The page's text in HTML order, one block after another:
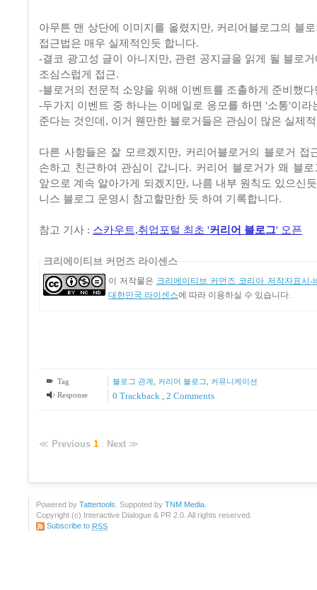
아무튼 맨 상단에 이미지를 올렸지만, 커리어블로그의 블
접근법은 매우 실제적인듯 합니다.
-결코 광고성 글이 아니지만, 관련 공지글을 읽게 될 블로
조심스럽게 접근.
-블로거의 전문적 소양을 위해 이벤트를 조촐하게 준비했
-두가지 이벤트 중 하나는 이메일로 응모를 하면 '소통'이라
준다는 것인데, 이거 웬만한 블로거들은 관심이 많은 실제
다른 사항들은 잘 모르겠지만, 커리어블로거의 블로거 접
손하고 친근하여 관심이 갑니다. 커리어 블로거가 왜 블
앞으로 계속 알아가게 되겠지만, 나름 내부 원칙도 있으신
니스 블로그 운영시 참고할만한 듯 하여 기록합니다.
참고 기사 : 스카우트,취업포털 최초 '커리어 블로그' 오픈
크리에이티브 커먼즈 라이센스
이 저작물은 크리에이티브 커먼즈 코리아 저작자표시-
대한민국 라이센스에 따라 이용하실 수 있습니다.
Tag 블로그 관계 커리어 블로그
커뮤니케이션
Response
0 Trackback , 2 Comments
≪ Previous 1 : Next ≫
Powered by Tattertools . Suppoted by TNM Media
Copyright (c) Interactive Dialogue & PR 2.0. All rights reserved.
Subscribe to RSS